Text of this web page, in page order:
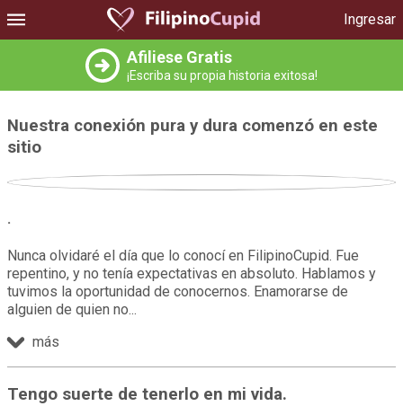
Ingresar
Afiliese Gratis
¡Escriba su propia historia exitosa!
Nuestra conexión pura y dura comenzó en este
sitio
.
Nunca olvidaré el día que lo conocí en FilipinoCupid. Fue
repentino, y no tenía expectativas en absoluto. Hablamos y
tuvimos la oportunidad de conocernos. Enamorarse de
alguien de quien no
más
Tengo suerte de tenerlo en mi vida.